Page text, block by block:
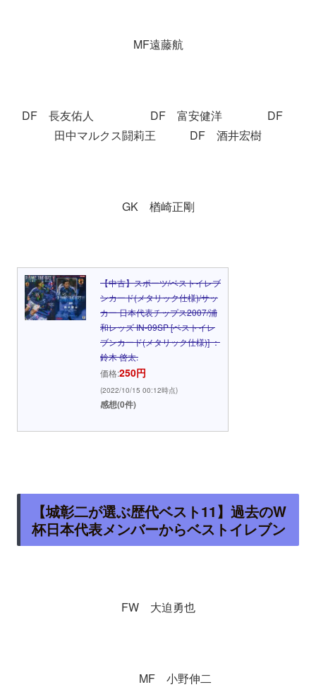
MF遠藤航
DF 長友佑人 DF 富安健洋 DF
田中マルクス闘莉王 DF 酒井宏樹
GK 楢崎正剛
【中古】スポーツ/ベストイレブ
ンカード(メタリック仕様)/サッ
カー 日本代表チップス2007/浦
和レッズ IN-09SP [ベストイレ
ブンカード(メタリック仕様)] ：
鈴木 啓太.
価格:250円
(2022/10/15 00:12時点)
感想(0件)
【城彰二が選ぶ歴代ベスト11】過去のW
杯日本代表メンバーからベストイレブン
FW 大迫勇也
MF 小野伸二